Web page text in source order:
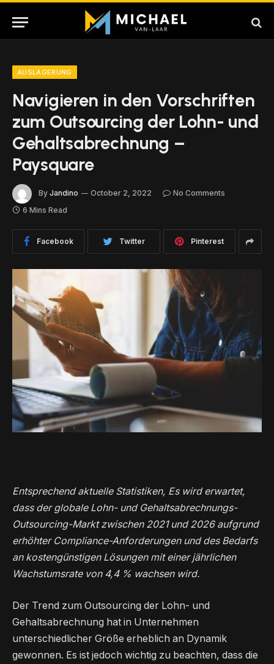
AUSLAGERUNG
Navigieren in den Vorschriften
zum Outsourcing der Lohn- und
Gehaltsabrechnung –
Paysquare
By Jandino October 2, 2022
No Comments
6 Mins Read
Facebook Twitter Pinterest
Entsprechend aktuelle Statistiken, Es wird erwartet,
dass der globale Lohn- und Gehaltsabrechnungs-
Outsourcing-Markt zwischen 2021 und 2026 aufgrund
erhöhter Compliance-Anforderungen und des Bedarfs
an kostengünstigen Lösungen mit einer jährlichen
Wachstumsrate von 4,4 % wachsen wird.
Der Trend zum Outsourcing der Lohn- und
Gehaltsabrechnung hat in Unternehmen
unterschiedlicher Größe erheblich an Dynamik
gewonnen. Es ist jedoch wichtig zu beachten, dass die